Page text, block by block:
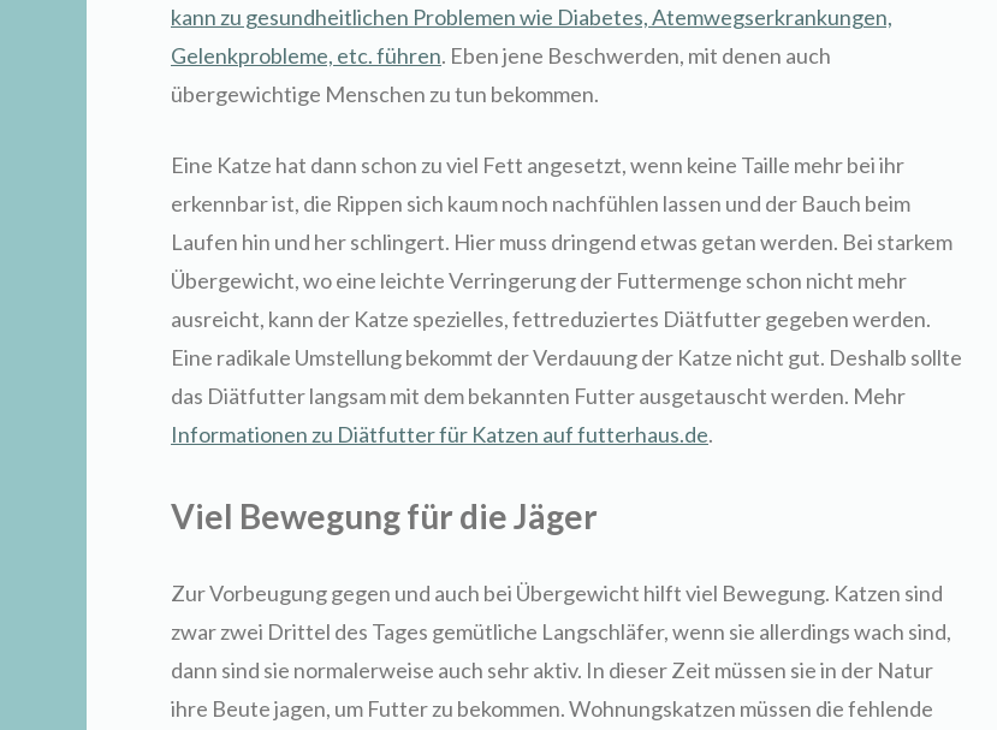
kann zu gesundheitlichen Problemen wie Diabetes, Atemwegserkrankungen,
Gelenkprobleme, etc. führen. Eben jene Beschwerden, mit denen auch
übergewichtige Menschen zu tun bekommen.
Eine Katze hat dann schon zu viel Fett angesetzt, wenn keine Taille mehr bei ihr
erkennbar ist, die Rippen sich kaum noch nachfühlen lassen und der Bauch beim
Laufen hin und her schlingert. Hier muss dringend etwas getan werden. Bei starkem
Übergewicht, wo eine leichte Verringerung der Futtermenge schon nicht mehr
ausreicht, kann der Katze spezielles, fettreduziertes Diätfutter gegeben werden.
Eine radikale Umstellung bekommt der Verdauung der Katze nicht gut. Deshalb sollte
das Diätfutter langsam mit dem bekannten Futter ausgetauscht werden. Mehr
Informationen zu Diätfutter für Katzen auf futterhaus.de.
Viel Bewegung für die Jäger
Zur Vorbeugung gegen und auch bei Übergewicht hilft viel Bewegung. Katzen sind
zwar zwei Drittel des Tages gemütliche Langschläfer, wenn sie allerdings wach sind,
dann sind sie normalerweise auch sehr aktiv. In dieser Zeit müssen sie in der Natur
ihre Beute jagen, um Futter zu bekommen. Wohnungskatzen müssen die fehlende